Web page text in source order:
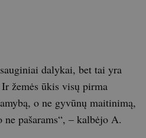
dalykai, bet tai yra
žemės ūkis visų pirma
o ne gyvūnų maitinimą,
pašarams“, – kalbėjo A.